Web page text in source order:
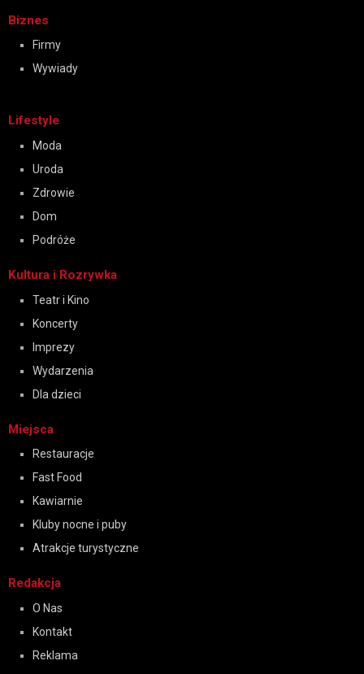
Biznes
Firmy
Wywiady
Lifestyle
Moda
Uroda
Zdrowie
Dom
Podróże
Kultura i Rozrywka
Teatr i Kino
Koncerty
Imprezy
Wydarzenia
Dla dzieci
Miejsca
Restauracje
Fast Food
Kawiarnie
Kluby nocne i puby
Atrakcje turystyczne
Redakcja
O Nas
Kontakt
Reklama